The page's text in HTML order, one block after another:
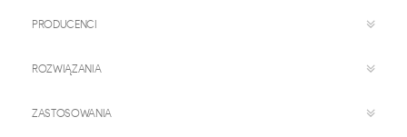
PRODUCENCI
ROZWIĄZANIA
ZASTOSOWANIA